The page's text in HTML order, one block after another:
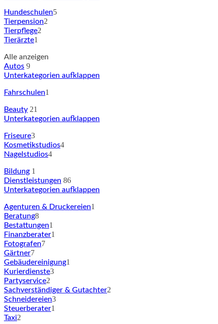
Hundeschulen5
Tierpension2
Tierpflege2
Tierärzte1
Alle anzeigen
Autos 9
Unterkategorien aufklappen
Fahrschulen1
Beauty 21
Unterkategorien aufklappen
Friseure3
Kosmetikstudios4
Nagelstudios4
Bildung 1
Dienstleistungen 86
Unterkategorien aufklappen
Agenturen & Druckereien1
Beratung8
Bestattungen1
Finanzberater1
Fotografen7
Gärtner7
Gebäudereinigung1
Kurierdienste3
Partyservice2
Sachverständiger & Gutachter2
Schneidereien3
Steuerberater1
Taxi2